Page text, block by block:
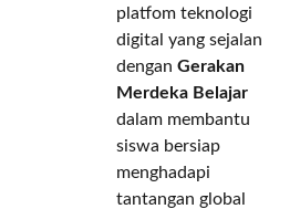
platfom teknologi
digital yangsejalan
dengan Gerakan
Merdeka Belajar
dalammembantu
siswa bersiap
menghadapi
tantangan global